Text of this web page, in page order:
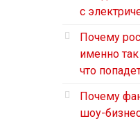
с
Почему
именно
что
Почему
шоу-